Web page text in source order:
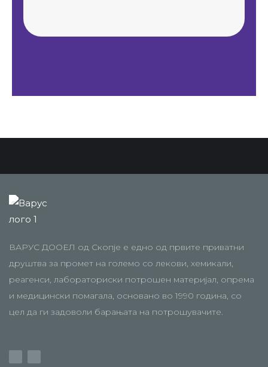
ВАРУС ДООЕЛ од Скопје е едно од првите приватни
друштва за промет на големо со лекови, хемикали,
реагенси, лабораториски потрошен материјал, опрема
и медицински помагала, основано во 1990 година, со
цел да ги задоволи барањата на потрошувачите.